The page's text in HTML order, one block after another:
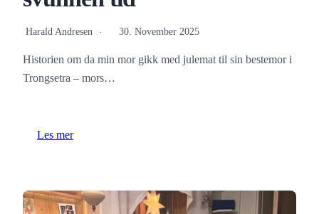
Harald Andresen 30. November 2025
Historien om da min mor gikk med julemat til sin bestemor i
Trongsetra – mors…
Les mer